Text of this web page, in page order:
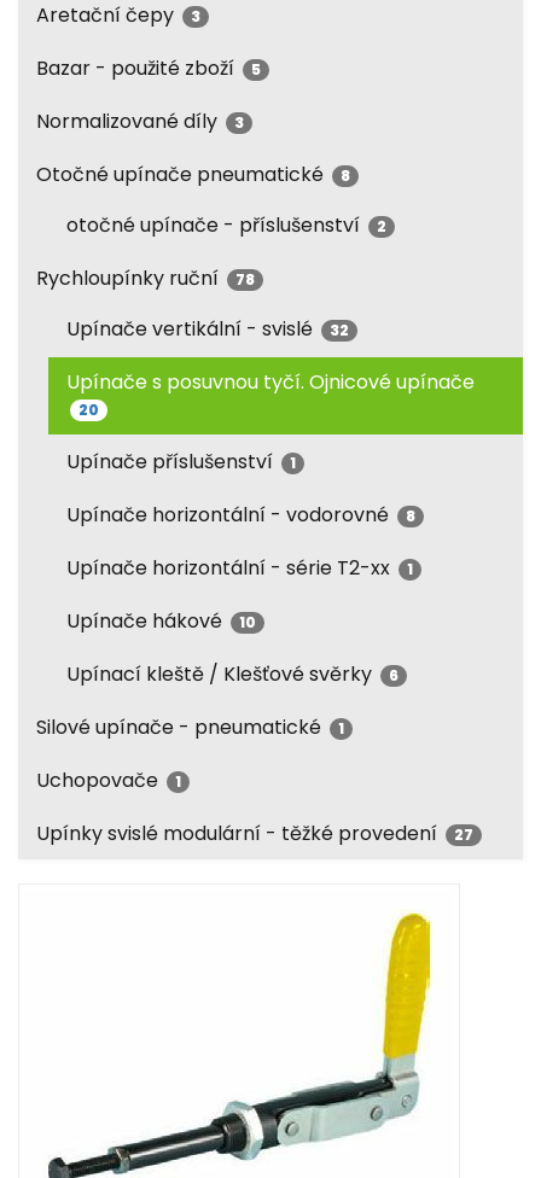
Aretační čepy 3
Bazar - použité zboží 5
Normalizované díly 3
Otočné upínače pneumatické 8
otočné upínače - příslušenství 2
Rychloupínky ruční 78
Upínače vertikální - svislé 32
Upínače s posuvnou tyčí. Ojnicové upínače
20
Upínače příslušenství 1
Upínače horizontální - vodorovné 8
Upínače horizontální - série T2-xx 1
Upínače hákové 10
Upínací kleště / Klešťové svěrky 6
Silové upínače - pneumatické 1
Uchopovače 1
Upínky svislé modulární - těžké provedení 27